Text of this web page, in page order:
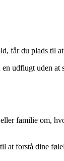
får du plads til
udflugt uden at
familie om,
forstå dine